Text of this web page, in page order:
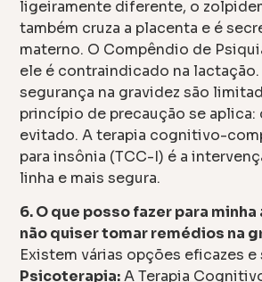
ligeiramente diferente, o
também cruza a placenta e é
materno. O Compêndio de
ele é contraindicado na
segurança na gravidez são
princípio de precaução se aplica:
evitado. A terapia cognitivo-
para insônia (TCC-I) é a
linha e mais segura.
6. O que posso fazer para
não quiser tomar remédios na
Existem várias opções eficazes e
Psicoterapia:A Terapia